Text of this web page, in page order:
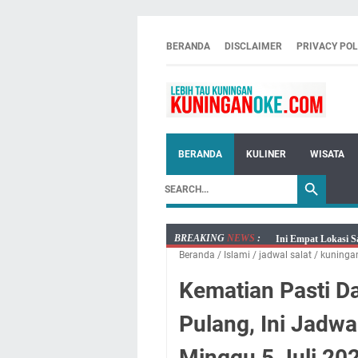
BERANDA DISCLAIMER PRIVACY
BERANDA KULINER WISATA
BREAKING NEWS :
Ini Empat Lokasi
Jumat 7 Agustus
Embun Pagi
Tetap Berjalan
Salat Lima Waktu
Menenangkan, Ini
Beranda / Islami / jadwal salat /
Kematian Pasti
Pulang, Ini